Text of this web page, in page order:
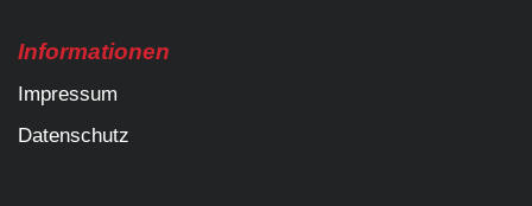
Informationen
Impressum
Datenschutz